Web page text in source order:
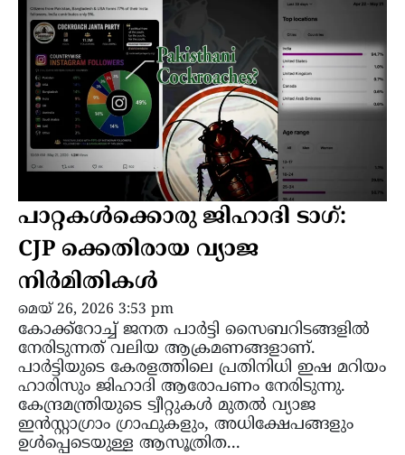
പാറ്റകൾക്കൊരു ജിഹാദി ടാഗ്:
CJP ക്കെതിരായ വ്യാജ
നിർമിതികൾ
മെയ്‌ 26, 2026 3:53 pm
കോക്ക്റോച്ച് ജനത പാർട്ടി സൈബറിടങ്ങളില്‍
നേരിടുന്നത് വലിയ ആക്രമണങ്ങളാണ്.
പാർട്ടിയുടെ കേരളത്തിലെ പ്രതിനിധി ഇഷ മറിയം
ഹാരിസും ജിഹാദി ആരോപണം നേരിടുന്നു.
കേന്ദ്രമന്ത്രിയുടെ ട്വീറ്റുകൾ മുതൽ വ്യാജ
ഇൻസ്റ്റാഗ്രാം ഗ്രാഫുകളും, അധിക്ഷേപങ്ങളും
ഉൾപ്പെടെയുള്ള ആസൂത്രിത...